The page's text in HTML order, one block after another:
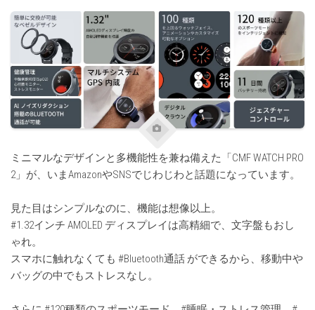
ミニマルなデザインと多機能性を兼ね備えた「CMF WATCH PRO
2」が、いまAmazonやSNSでじわじわと話題になっています。
見た目はシンプルなのに、機能は想像以上。
#1.32インチ AMOLED ディスプレイは高精細で、文字盤もおし
ゃれ。
スマホに触れなくても #Bluetooth通話 ができるから、移動中や
バッグの中でもストレスなし。